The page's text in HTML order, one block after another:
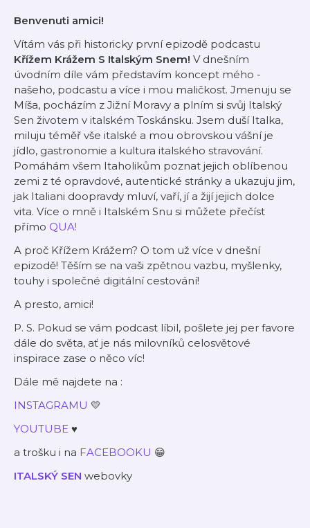
Benvenuti amici!
Vítám vás při historicky první epizodě podcastu
Křížem Krážem S Italským Snem! V dnešním
úvodním díle vám představím koncept mého -
našeho, podcastu a více i mou maličkost. Jmenuju se
Míša, pocházím z Jižní Moravy a plním si svůj Italský
Sen životem v italském Toskánsku. Jsem duší Italka,
miluju téměř vše italské a mou obrovskou vášní je
jídlo, gastronomie a kultura italského stravování.
Pomáhám všem Itaholikům poznat jejich oblíbenou
zemi z té opravdové, autentické stránky a ukazuju jim,
jak Italiani doopravdy mluví, vaří, jí a žijí jejich dolce
vita. Více o mně i Italském Snu si můžete přečíst
přímo QUA!
A proč Křížem Krážem? O tom už více v dnešní
epizodě! Těším se na vaši zpětnou vazbu, myšlenky,
touhy i společné digitální cestování!
A presto, amici!
P. S. Pokud se vám podcast líbil, pošlete jej per favore
dále do světa, ať je nás milovníků celosvětové
inspirace zase o něco víc!
Dále mě najdete na :
INSTAGRAMU 💛
YOUTUBE ♥
a trošku i na FACEBOOKU 😁
ITALSKÝ SEN webovky